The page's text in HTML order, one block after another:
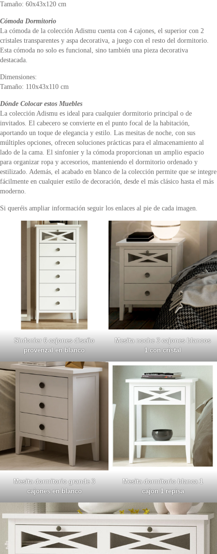
Tamaño: 60x43x120 cm
Cómoda Dormitorio
La cómoda de la colección Adismu cuenta con 4 cajones, el superior con 2
cristales transparentes y aspa decorativa, a juego con el resto del dormitorio.
Esta cómoda no solo es funcional, sino también una pieza decorativa
destacada.
Dimensiones:
Tamaño: 110x43x110 cm
Dónde Colocar estos Muebles
La colección Adismu es ideal para cualquier dormitorio principal o de
invitados. El cabecero se convierte en el punto focal de la habitación,
aportando un toque de elegancia y estilo. Las mesitas de noche, con sus
múltiples opciones, ofrecen soluciones prácticas para el almacenamiento al
lado de la cama. El sinfonier y la cómoda proporcionan un amplio espacio
para organizar ropa y accesorios, manteniendo el dormitorio ordenado y
estilizado. Además, el acabado en blanco de la colección permite que se integre
fácilmente en cualquier estilo de decoración, desde el más clásico hasta el más
moderno.
Si queréis ampliar información seguir los enlaces al pie de cada imagen.
Sinfonier 6 cajones diseño
provenzal en blanco
Mesita noche 3 cajones blancos
1 con cristal
Mesita dormitorio grande 3
cajones en blanco
Mesita dormitorio blanca 1
cajon 1 repisa